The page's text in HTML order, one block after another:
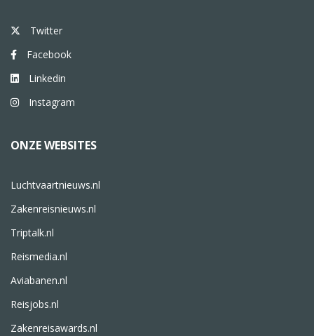
Twitter
Facebook
Linkedin
Instagram
ONZE WEBSITES
Luchtvaartnieuws.nl
Zakenreisnieuws.nl
Triptalk.nl
Reismedia.nl
Aviabanen.nl
Reisjobs.nl
Zakenreisawards.nl